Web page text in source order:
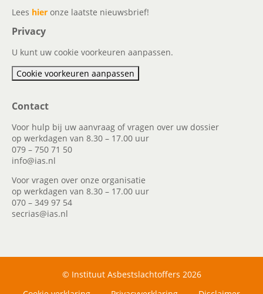
Lees hier onze laatste nieuwsbrief!
Privacy
U kunt uw cookie voorkeuren aanpassen.
Cookie voorkeuren aanpassen
Contact
Voor hulp bij uw aanvraag of vragen over uw dossier
op werkdagen van 8.30 – 17.00 uur
079 – 750 71 50
info@ias.nl
Voor vragen over onze organisatie
op werkdagen van 8.30 – 17.00 uur
070 – 349 97 54
secrias@ias.nl
© Instituut Asbestslachtoffers 2026